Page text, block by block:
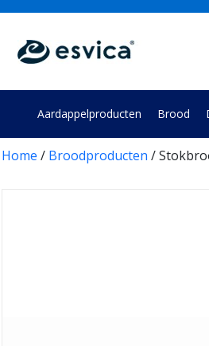
Skip
content
Aardappelproducten Brood
Home / Broodproducten /